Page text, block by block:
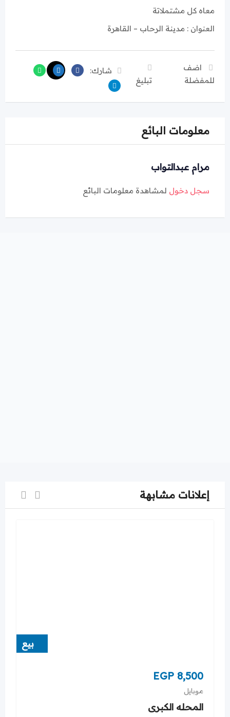
معاه كل مشتملاتة
العنوان : مدينة الرحاب – القاهرة
اضف
للمفضلة
تبليغ
شارك:
معلومات البائع
مرام عبدالتواب
سجل دخول لمشاهدة معلومات البائع
إعلانات مشابهة
بيع
EGP 8,500
موبايل
المحله الكبرى